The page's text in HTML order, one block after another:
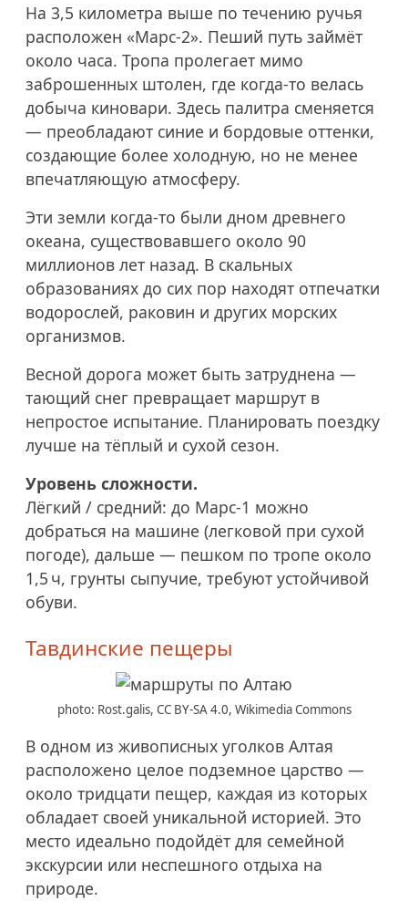
На 3,5 километра выше по течению ручья
расположен «Марс-2». Пеший путь займёт
около часа. Тропа пролегает мимо
заброшенных штолен, где когда-то велась
добыча киновари. Здесь палитра сменяется
— преобладают синие и бордовые оттенки,
создающие более холодную, но не менее
впечатляющую атмосферу.
Эти земли когда-то были дном древнего
океана, существовавшего около 90
миллионов лет назад. В скальных
образованиях до сих пор находят отпечатки
водорослей, раковин и других морских
организмов.
Весной дорога может быть затруднена —
тающий снег превращает маршрут в
непростое испытание. Планировать поездку
лучше на тёплый и сухой сезон.
Уровень сложности.
Лёгкий / средний: до Марс‑1 можно
добраться на машине (легковой при сухой
погоде), дальше — пешком по тропе около
1,5 ч, грунты сыпучие, требуют устойчивой
обуви.
Тавдинские пещеры
photo: Rost.galis, CC BY-SA 4.0, Wikimedia Commons
В одном из живописных уголков Алтая
расположено целое подземное царство —
около тридцати пещер, каждая из которых
обладает своей уникальной историей. Это
место идеально подойдёт для семейной
экскурсии или неспешного отдыха на
природе.